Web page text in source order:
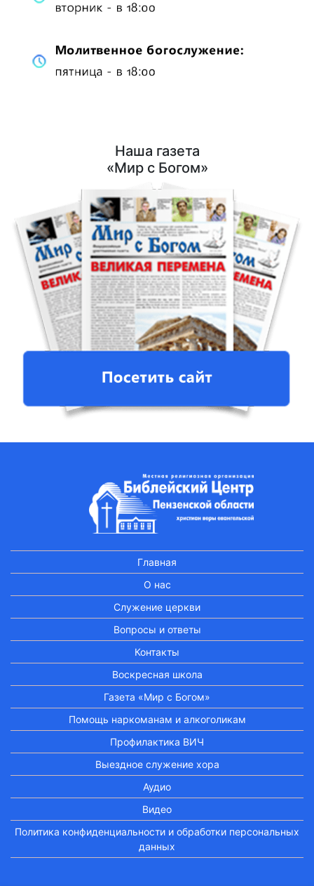
Наша газета
«Мир с Богом»
Главная
О нас
Служение церкви
Вопросы и ответы
Контакты
Воскресная школа
Газета «Мир с Богом»
Помощь наркоманам и алкоголикам
Профилактика ВИЧ
Выездное служение хора
Аудио
Видео
Политика конфиденциальности и обработки персональных
данных